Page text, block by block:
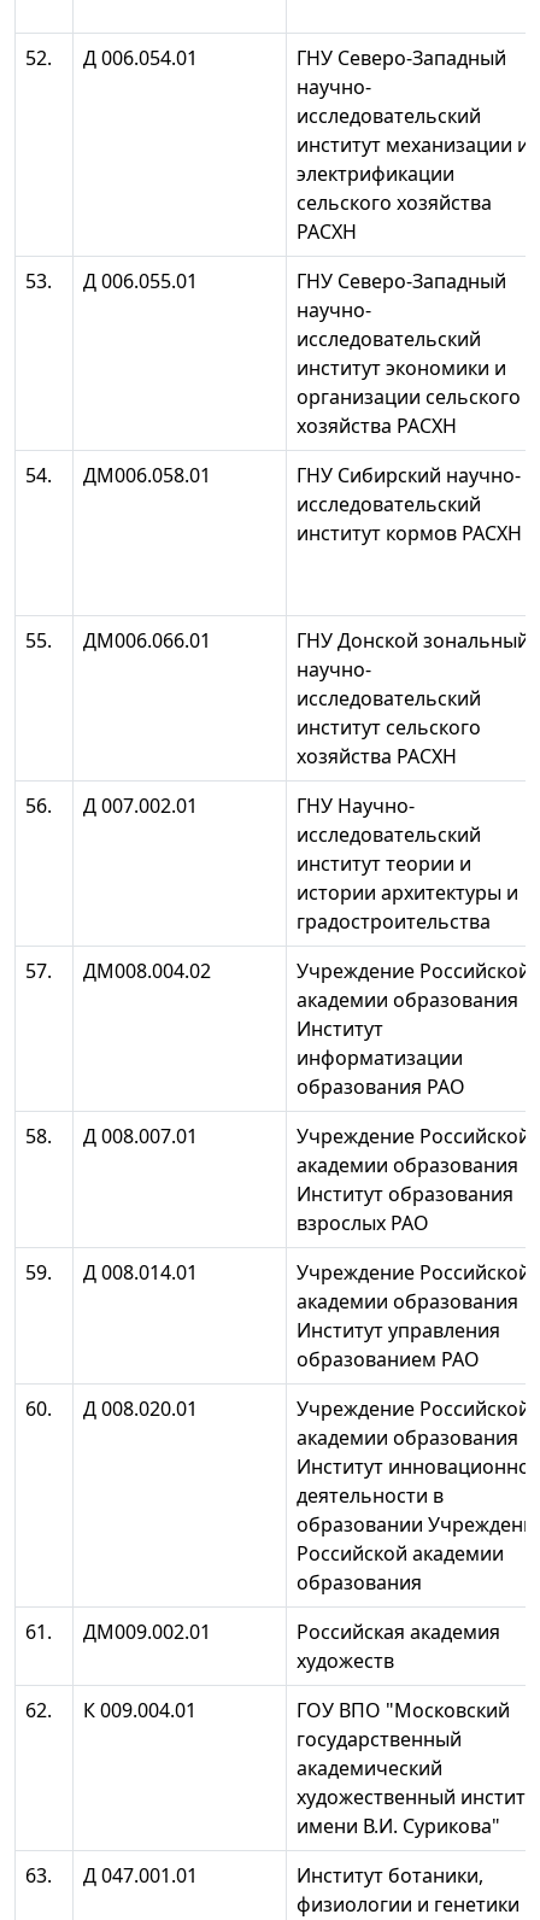
52. Д 006.054.01
ГНУ Северо-Западный
научно-
исследовательский
институт механизации и
электрификации
сельского хозяйства
РАСХН
53.
Д 006.055.01
ГНУ Северо-Западный
научно-
исследовательский
институт экономики и
организации сельского
хозяйства РАСХН
54.
ДМ006.058.01
ГНУ Сибирский научно-
исследовательский
институт кормов РАСХН
55. ДМ006.066.01
ГНУ Донской зональный
научно-
исследовательский
институт сельского
хозяйства РАСХН
56.
Д 007.002.01
ГНУ Научно-
исследовательский
институт теории и
истории архитектуры и
градостроительства
57.
ДМ008.004.02
Учреждение Российской
академии образования
Институт
информатизации
образования РАО
58.
Д 008.007.01
Учреждение Российской
академии образования
Институт образования
взрослых РАО
59.
Д 008.014.01
Учреждение Российской
академии образования
Институт управления
образованием РАО
60.
Д 008.020.01
Учреждение Российской
академии образования
Институт
деятельности в
образовании
Российской академии
образования
61.
ДМ009.002.01
Российская академия
художеств
62.
К 009.004.01
ГОУ ВПО "Московский
государственный
академический
художественный
имени В.И. Сурикова"
63.
Д 047.001.01
Институт ботаники,
физиологии и генетики